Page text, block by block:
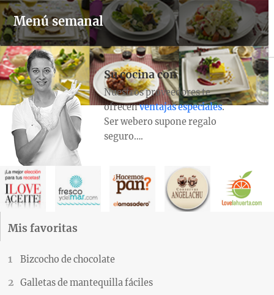
Menú semanal
Su cocina con
Nuestros proveedores te
ofrecenventajas especiales.
Ser webero supone regalo
seguro….
Mis favoritas
Bizcocho de chocolate
Galletas de mantequilla fáciles